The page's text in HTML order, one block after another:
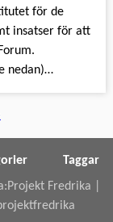
för de
insatser för att
nedan)…
Taggar
Fredrika